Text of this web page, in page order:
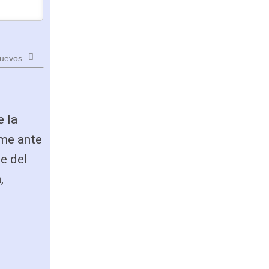
la
ante
del